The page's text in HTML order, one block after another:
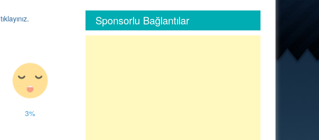
tıklayınız.
3%
Sponsorlu Bağlantılar